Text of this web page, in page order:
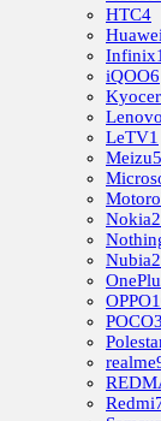
HTC4
Infinix
iQOO6
Lenovo
LeTV1
Meizu5
Nokia
Nubia
OPPO
POCO
realme
Redmi